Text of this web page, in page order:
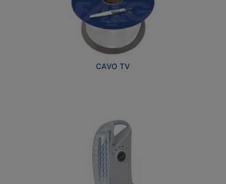
CAVO TV